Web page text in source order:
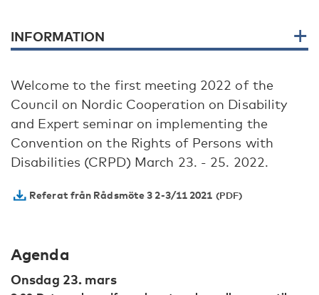
INFORMATION
Welcome to the first meeting 2022 of the
Council on Nordic Cooperation on Disability
and Expert seminar on implementing the
Convention on the Rights of Persons with
Disabilities (CRPD) March 23. - 25. 2022.
Referat från Rådsmöte 3 2-3/11 2021
Agenda
Onsdag 23. mars